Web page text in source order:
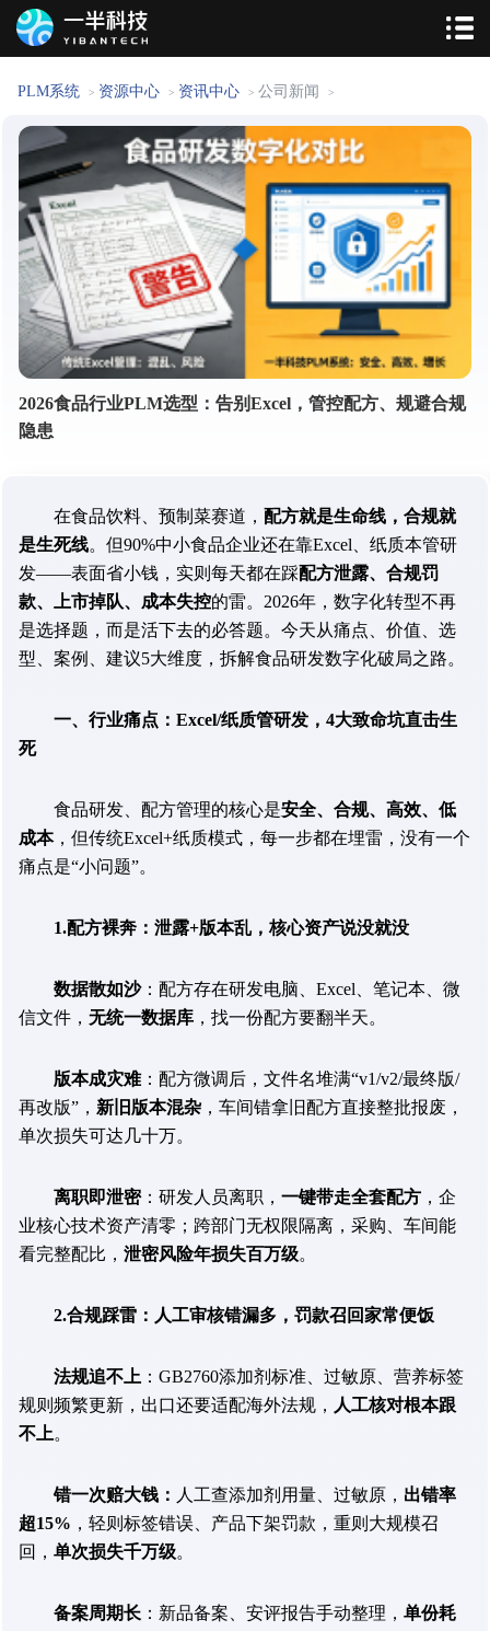
PLM系统 > 资源中心 > 资讯中心 > 公司新闻 >
2026食品行业PLM选型：告别Excel，管控配方、规避合规
隐患
在食品饮料、预制菜赛道， 配方就是生命线，合规就
是生死线。但90%中小食品企业还在靠Excel、纸质本管研
发——表面省小钱，实则每天都在踩配方泄露、合规罚
款、上市掉队、成本失控的雷。2026年，数字化转型不再
是选择题，而是活下去的必答题。今天从痛点、价值、选
型、案例、建议5大维度，拆解食品研发数字化破局之路。
一、行业痛点：Excel/纸质管研发，4大致命坑直击生
死
食品研发、配方管理的核心是安全、合规、高效、低
成本，但传统Excel+纸质模式，每一步都在埋雷，没有一个
痛点是“小问题”。
1.配方裸奔：泄露+版本乱，核心资产说没就没
数据散如沙：配方存在研发电脑、Excel、笔记本、微
信文件， 无统一数据库 ，找一份配方要翻半天。
版本成灾难：配方微调后，文件名堆满“v1/v2/最终版/
再改版”， 新旧版本混杂 ，车间错拿旧配方直接整批报废，
单次损失可达几十万。
离职即泄密：研发人员离职， 一键带走全套配方 ，企
业核心技术资产清零；跨部门无权限隔离，采购、车间能
看完整配比， 泄密风险年损失百万级。
2.合规踩雷：人工审核错漏多，罚款召回家常便饭
法规追不上 ：GB2760添加剂标准、过敏原、营养标签
规则频繁更新，出口还要适配海外法规， 人工核对根本跟
不上。
错一次赔大钱： 人工查添加剂用量、过敏原， 出错率
超15% ，轻则标签错误、产品下架罚款，重则大规模召
回， 单次损失千万级。
备案周期长 ：新品备案、安评报告手动整理， 单份耗